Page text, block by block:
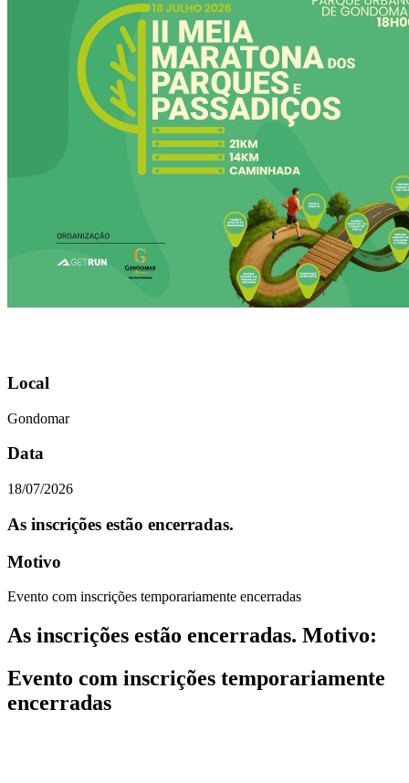
Local
Gondomar
Data
18/07/2026
As inscrições estão encerradas.
Motivo
Evento com inscrições temporariamente encerradas
As inscrições estão encerradas. Motivo:
Evento com inscrições temporariamente
encerradas